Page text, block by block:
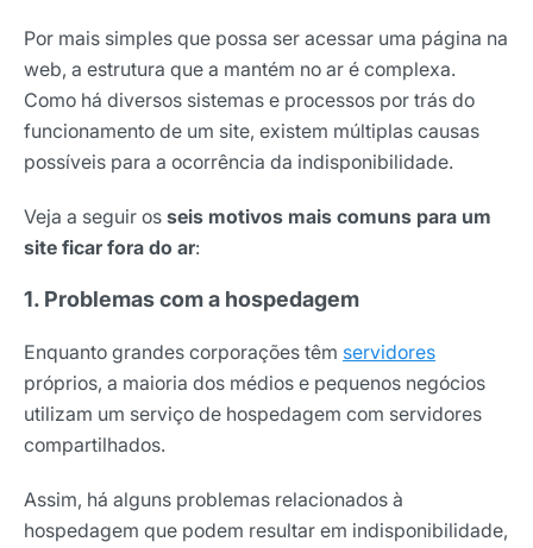
Por mais simples que possa ser acessar uma página na
web, a estrutura que a mantém no ar é complexa.
Como há diversos sistemas e processos por trás do
funcionamento de um site, existem múltiplas causas
possíveis para a ocorrência da indisponibilidade.
Veja a seguir os seis motivos mais comuns para um
site ficar fora do ar:
1. Problemas com a hospedagem
Enquanto grandes corporações têm servidores
próprios, a maioria dos médios e pequenos negócios
utilizam um serviço de hospedagem com servidores
compartilhados.
Assim, há alguns problemas relacionados à
hospedagem que podem resultar em indisponibilidade,